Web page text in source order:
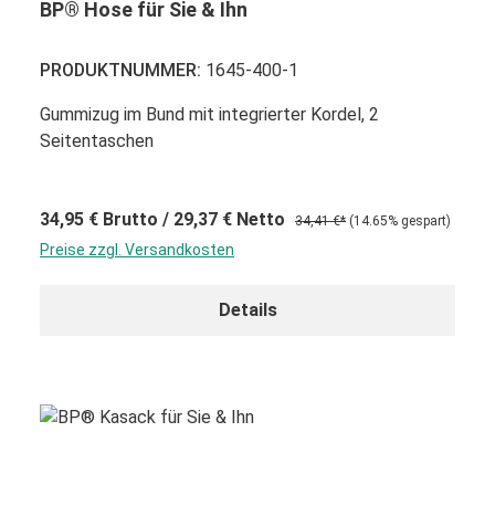
BP® Hose für Sie & Ihn
PRODUKTNUMMER: 1645-400-1
Gummizug im Bund mit integrierter Kordel, 2
Seitentaschen
34,95 € Brutto / 29,37 € Netto 34,41 €* (14.65% gespart)
Preise zzgl. Versandkosten
Details